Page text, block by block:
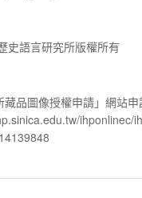
史語言研究所版權所有
品圖像授權申請」網站申
ihponlinec/